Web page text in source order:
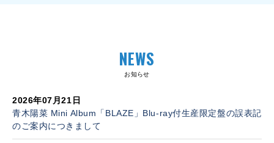
NEWS
お知らせ
2026年07月21日
青木陽菜 Mini Album「BLAZE」Blu-ray付生産限定盤の誤表記
のご案内につきまして